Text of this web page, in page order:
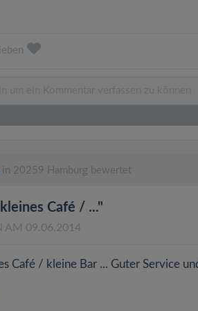
in 20259 Hamburg bewertet
Café / ..."
AM 09.06.2014
Café / kleine Bar ... Guter Service